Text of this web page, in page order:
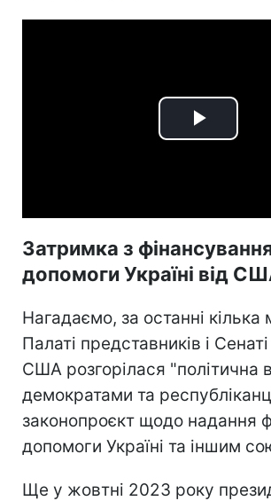
Play
Затримка з
допомоги Україні від
Нагадаємо, за останні кілька
Палаті представників і
США розгорілася "політична
демократами та
законопроєкт щодо надання
допомоги Україні та іншим
Ще у жовтні 2023 року